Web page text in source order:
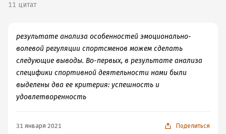
11 цитат
результате анализа особенностей эмоционально-
волевой регуляции спортсменов можем сделать
следующие выводы. Во-первых, в результате анализа
специфики спортивной деятельности нами были
выделены два ее критерия: успешность и
удовлетворенность
31 января 2021 Поделиться